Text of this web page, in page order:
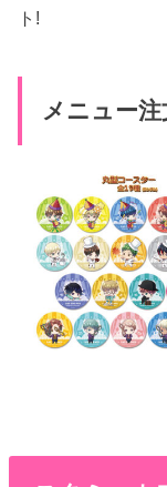
ト!
メニュー注